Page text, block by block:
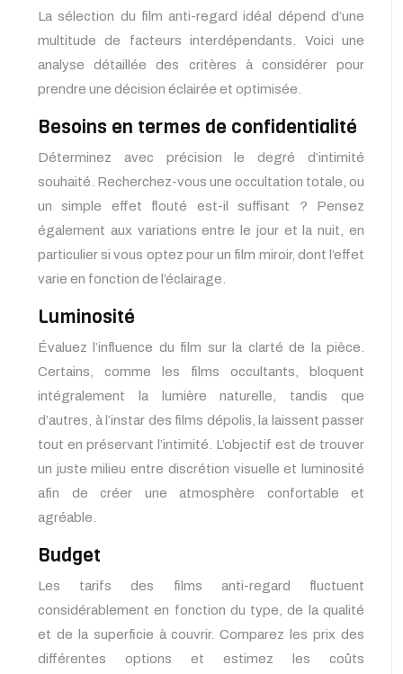
La sélection du film anti-regard idéal dépend d’une
multitude de facteurs interdépendants. Voici une
analyse détaillée des critères à considérer pour
prendre une décision éclairée et optimisée.
Besoins en termes de confidentialité
Déterminez avec précision le degré d’intimité
souhaité. Recherchez-vous une occultation totale, ou
un simple effet flouté est-il suffisant ? Pensez
également aux variations entre le jour et la nuit, en
particulier si vous optez pour un film miroir, dont l’effet
varie en fonction de l’éclairage.
Luminosité
Évaluez l’influence du film sur la clarté de la pièce.
Certains, comme les films occultants, bloquent
intégralement la lumière naturelle, tandis que
d’autres, à l’instar des films dépolis, la laissent passer
tout en préservant l’intimité. L’objectif est de trouver
un juste milieu entre discrétion visuelle et luminosité
afin de créer une atmosphère confortable et
agréable.
Budget
Les tarifs des films anti-regard fluctuent
considérablement en fonction du type, de la qualité
et de la superficie à couvrir. Comparez les prix des
différentes options et estimez les coûts